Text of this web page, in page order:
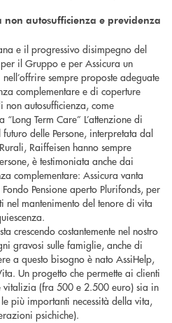
non autosufficienza e previdenza
e il progressivo disimpegno del
il Gruppo e per Assicura un
sempre proposte adeguate
complementare e di coperture
autosufficienza, come
Term Care” L’attenzione di
delle Persone, interpretata dal
Raiffeisen hanno sempre
è testimoniata anche dai
complementare: Assicura vanta
Pensione aperto Plurifonds, per
mantenimento del tenore di vita
crescendo costantemente nel nostro
gravosi sulle famiglie, anche di
a questo bisogno è nato AssiHelp,
Un progetto che permette ai clienti
vitalizia (fra 500 e 2.500 euro) sia in
più importanti necessità della vita,
psichiche).